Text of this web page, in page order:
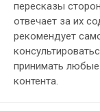
пересказы
отвечает за их
рекомендует
принимать
контента.